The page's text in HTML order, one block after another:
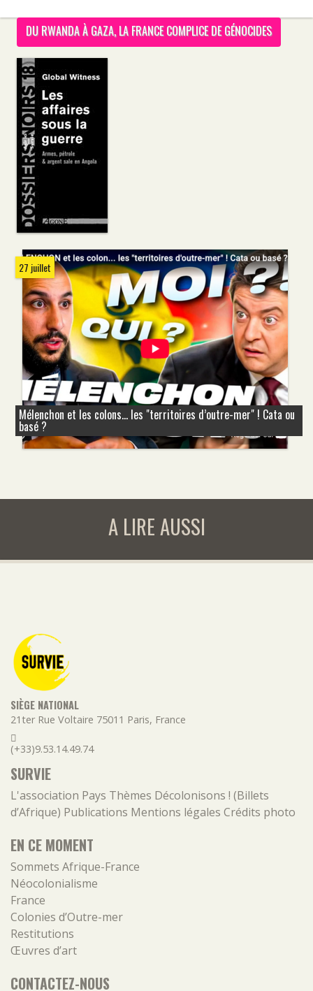
DU RWANDA À GAZA, LA FRANCE COMPLICE DE GÉNOCIDES
27 juillet
Mélenchon et les colons... les "territoires d’outre-mer" ! Cata ou
basé ?
A LIRE AUSSI
SIÈGE NATIONAL
21ter Rue Voltaire 75011 Paris, France
(+33)9.53.14.49.74
SURVIE
L'association Pays Thèmes Décolonisons ! (Billets
d’Afrique) Publications Mentions légales Crédits photo
EN CE MOMENT
Sommets Afrique-France
Néocolonialisme
France
Colonies d’Outre-mer
Restitutions
Œuvres d’art
CONTACTEZ-NOUS